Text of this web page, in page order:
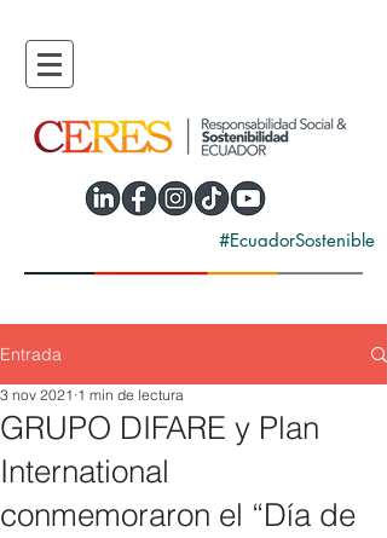
#EcuadorSostenible
Entrada
GRUPO DIFARE y Plan
International
conmemoraron el “Día de
3 nov 2021 1 min de lectura